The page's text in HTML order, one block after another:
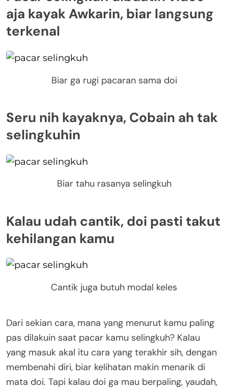
aja kayak Awkarin, biar langsung
terkenal
Biar ga rugi pacaran sama doi
Seru nih kayaknya, Cobain ah tak
selingkuhin
Biar tahu rasanya selingkuh
Kalau udah cantik, doi pasti takut
kehilangan kamu
Cantik juga butuh modal keles
Dari sekian cara, mana yang menurut kamu paling
pas dilakuin saat pacar kamu selingkuh? Kalau
yang masuk akal itu cara yang terakhir sih, dengan
membenahi diri, biar kelihatan makin menarik di
mata doi. Tapi kalau doi ga mau berpaling, yaudah,